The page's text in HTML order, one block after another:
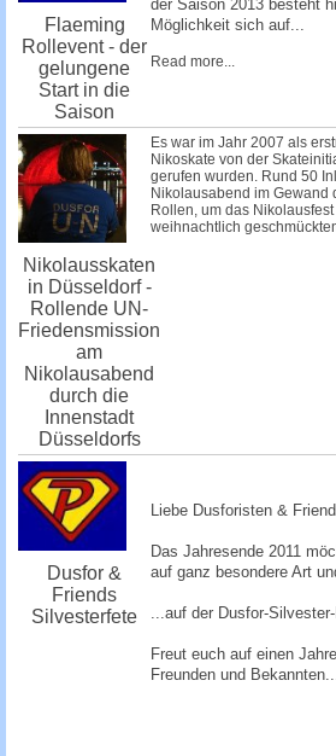
Flaeming
Rollevent - der
gelungene
Start in die
Saison
der Saison 2013 besteht
Möglichkeit sich auf...
Read more...
Nikolausskaten
in Düsseldorf -
Rollende UN-
Friedensmission
am
Nikolausabend
durch die
Innenstadt
Düsseldorfs
Es war im Jahr 2007 als
Nikoskate von der
gerufen wurden. Rund 50
Nikolausabend im Gewand
Rollen, um das
weihnachtlich
Dusfor &
Friends
Silvesterfete
Liebe Dusforisten &
Das Jahresende 2011
auf ganz besondere Art
...auf der Dusfor-
Freut euch auf einen
Freunden und Bekannten...